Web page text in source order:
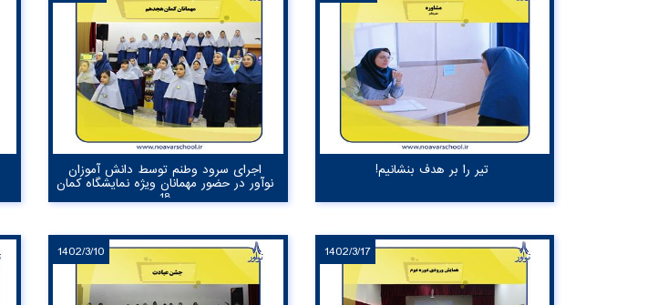
تیر را بر هدف بنشانیم!
1402/3/17
اجرای سرود وطنم توسط دانش آموزان
نوآور در حضور مهمانان ویژه نمایشگاه کمان
18
1402/3/10